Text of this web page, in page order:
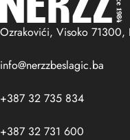
Ozrakovići, Visoko 71300,
info@nerzzbeslagic.ba
+387 32 735 834
+387 32 731 600